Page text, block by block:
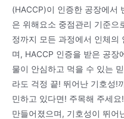
(HACCP)이 인증한 공장에서
은 위해요소 중점관리 기준으
정까지 모든 과정에서 인체의
며, HACCP 인증을 받은 공장
물이 안심하고 먹을 수 있는
라도 걱정 끝! 뛰어난 기호성!
민하고 있다면! 주목해 주세
만들어졌으며, 기호성이 뛰어